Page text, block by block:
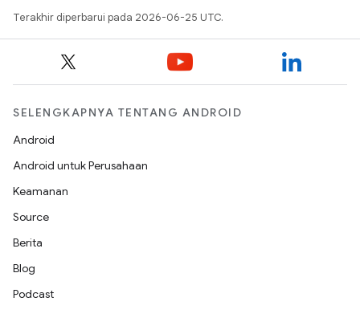
Terakhir diperbarui pada 2026-06-25 UTC.
SELENGKAPNYA TENTANG ANDROID
Android
Android untuk Perusahaan
Keamanan
Source
Berita
Blog
Podcast